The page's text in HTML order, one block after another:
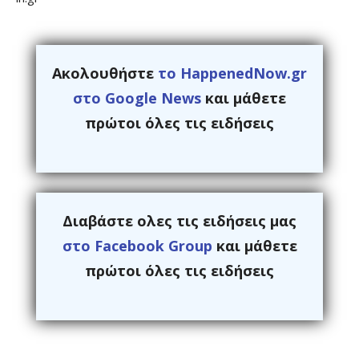
Ακολουθήστε το HappenedNow.gr
στο Google News και μάθετε
πρώτοι όλες τις ειδήσεις
Διαβάστε ολες τις ειδήσεις μας
στο Facebook Group και μάθετε
πρώτοι όλες τις ειδήσεις